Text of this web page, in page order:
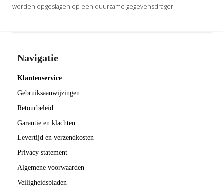
worden opgeslagen op een duurzame gegevensdrager.
Navigatie
Klantenservice
Gebruiksaanwijzingen
Retourbeleid
Garantie en klachten
Levertijd en verzendkosten
Privacy statement
Algemene voorwaarden
Veiligheidsbladen